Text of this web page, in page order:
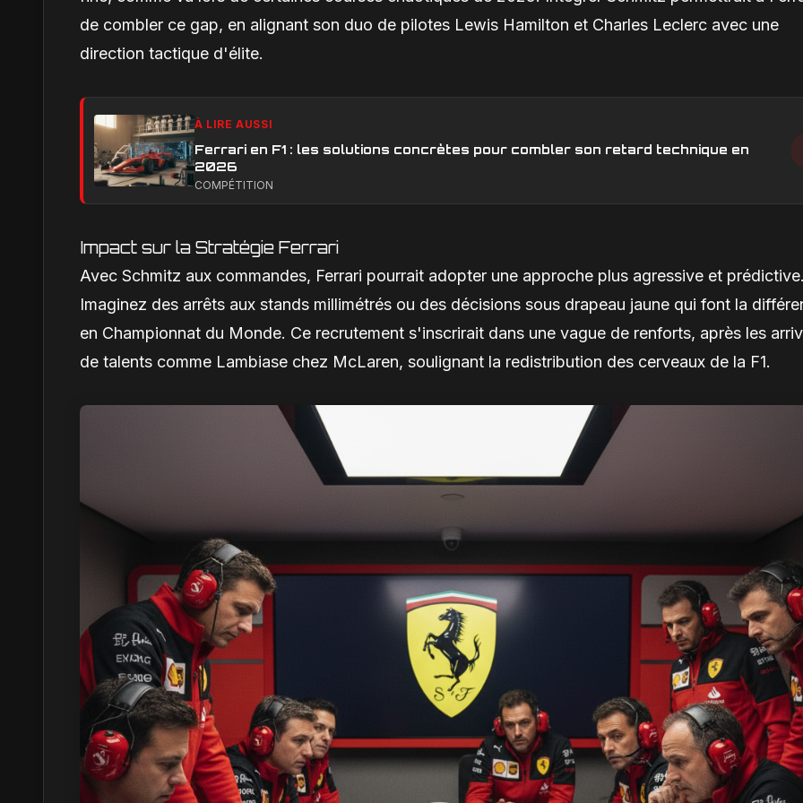
de combler ce gap, en alignant son duo de pilotes Lewis Hamilton et Charles Leclerc avec une
direction tactique d'élite.
À LIRE AUSSI
Ferrari en F1 : les solutions concrètes pour combler son retard technique en
2026
COMPÉTITION
Impact sur la Stratégie Ferrari
Avec Schmitz aux commandes, Ferrari pourrait adopter une approche plus agressive et prédictive.
Imaginez des arrêts aux stands millimétrés ou des décisions sous drapeau jaune qui font la
en Championnat du Monde. Ce recrutement s'inscrirait dans une vague de renforts, après les
de talents comme Lambiase chez McLaren, soulignant la redistribution des cerveaux de la F1.